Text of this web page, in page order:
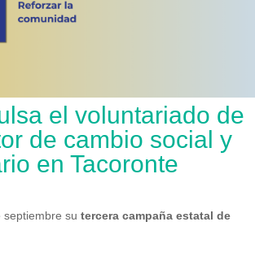
el voluntariado de
de cambio social y
en Tacoronte
septiembre sutercera campaña estatal de